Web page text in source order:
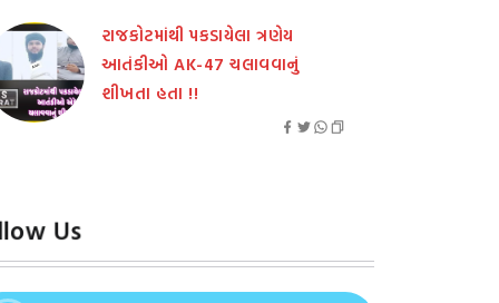
રાજકોટમાંથી પકડાયેલા ત્રણેય
આતંકીઓ AK-47 ચલાવવાનું
શીખતા હતા !!
Us